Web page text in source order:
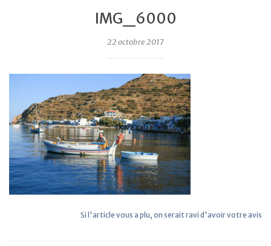
IMG_6000
22 octobre 2017
Si l'article vous a plu, on serait ravi d'avoir votre avis